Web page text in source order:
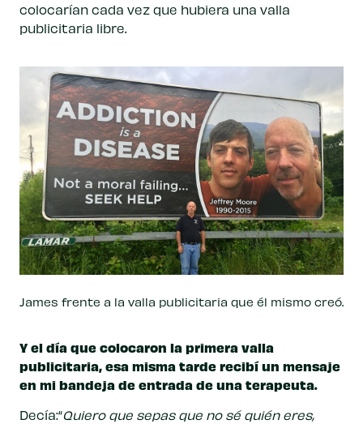
colocarían cada vez que hubiera una valla
publicitaria libre.
James frente a la valla publicitaria que él mismo creó.
Y el día que colocaron la primera valla
publicitaria, esa misma tarde recibí un mensaje
en mi bandeja de entrada de una terapeuta.
Decía:“Quiero que sepas que no sé quién eres,